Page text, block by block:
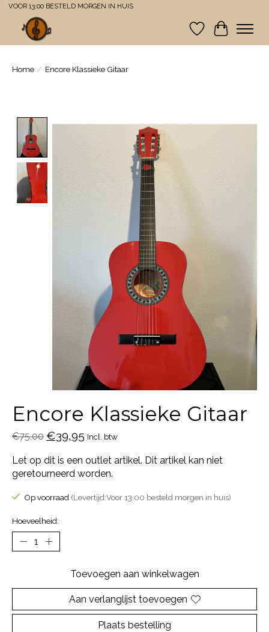
VOOR 13:00 BESTELD MORGEN IN HUIS
Verlanglijst
Home / Encore Klassieke Gitaar
Product image slideshow Items
Encore Klassieke Gitaar
€75,00 €39,95 Incl. btw
Let op dit is een outlet artikel. Dit artikel kan niet
geretourneerd worden.
Op voorraad (Levertijd:Voor 13:00 besteld morgen in huis)
Hoeveelheid:
Toevoegen aan winkelwagen
Aan verlanglijst toevoegen
Plaats bestelling